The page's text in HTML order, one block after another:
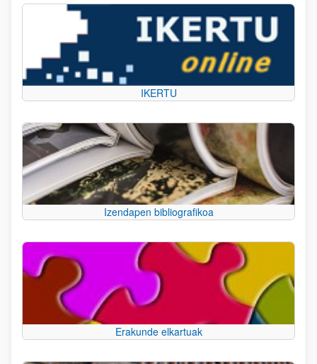
IKERTU
Izendapen bibliografikoa
Erakunde elkartuak